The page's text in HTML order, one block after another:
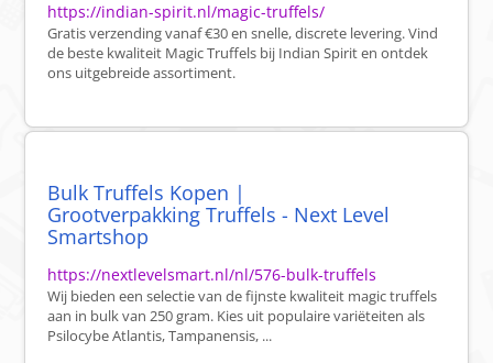
https://indian-spirit.nl/magic-truffels/
Gratis verzending vanaf €30 en snelle, discrete levering. Vind
de beste kwaliteit Magic Truffels bij Indian Spirit en ontdek
ons uitgebreide assortiment.
Bulk Truffels Kopen |
Grootverpakking Truffels - Next Level
Smartshop
https://nextlevelsmart.nl/nl/576-bulk-truffels
Wij bieden een selectie van de fijnste kwaliteit magic truffels
aan in bulk van 250 gram. Kies uit populaire variëteiten als
Psilocybe Atlantis, Tampanensis, ...